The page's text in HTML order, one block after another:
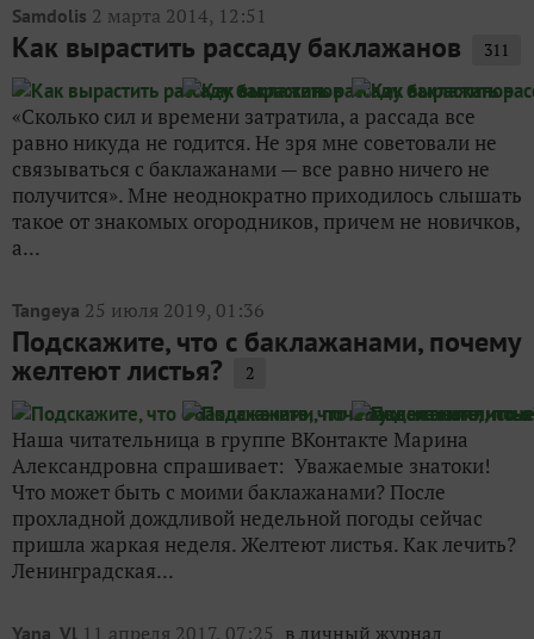
Samdolis 2 марта 2014, 12:51
Как вырастить рассаду баклажанов 311
«Сколько сил и времени затратила, а рассада все
равно никуда не годится. Не зря мне советовали не
связываться с баклажанами — все равно ничего не
получится». Мне неоднократно приходилось слышать
такое от знакомых огородников, причем не новичков,
а...
Tangeya 25 июля 2019, 01:36
Подскажите, что с баклажанами, почему
желтеют листья? 2
Наша читательница в группе ВКонтакте Марина
Александровна спрашивает: Уважаемые знатоки!
Что может быть с моими баклажанами? После
прохладной дождливой недельной погоды сейчас
пришла жаркая неделя. Желтеют листья. Как лечить?
Ленинградская...
Yana_Vl 11 апреля 2017, 07:25 в личный журнал